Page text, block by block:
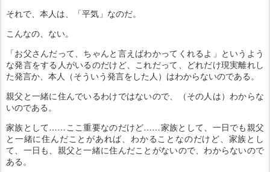
それで、本人は、「平気」なのだ。
こんなの、ない。
「お父さんだって、ちゃんと言えばわかってくれるよ」というよう
な発言をする人がいるのだけど、これだって、どれだけ現実離れし
た発言か、本人（そういう発言をした人）はわからないのである。
親父と一緒に住んでいるわけではないので、（その人は）わからな
いのである。
家族として……ここ重要なのだけど……家族として、一日でも親父
と一緒に住んだことがあれば、わかることなのだけど、家族とし
て、一日も、親父と一緒に住んだことがないので、わからないので
ある。